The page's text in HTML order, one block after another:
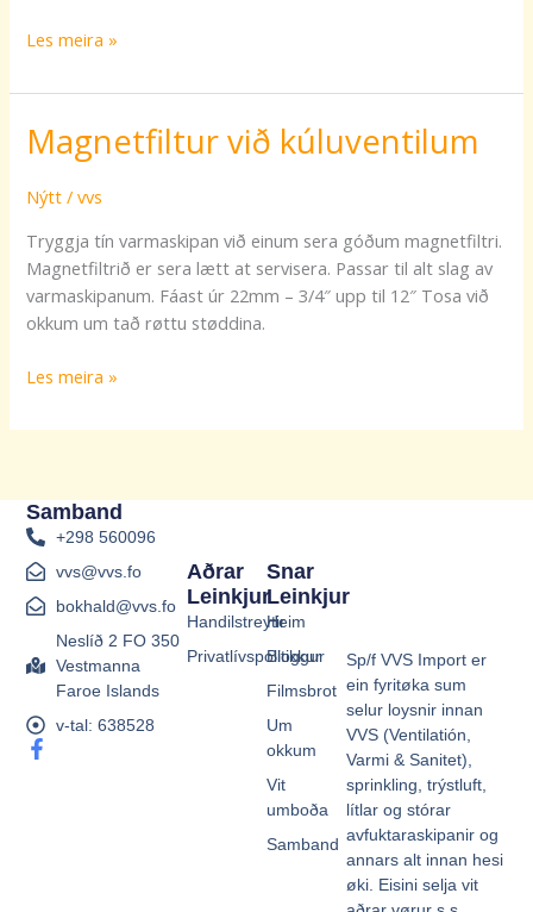
Les meira »
Magnetfiltur við kúluventilum
Nýtt /vvs
Tryggja tín varmaskipan við einum sera góðum magnetfiltri.
Magnetfiltrið er sera lætt at servisera. Passar til alt slag av
varmaskipanum. Fáast úr 22mm – 3/4″ upp til 12″ Tosa við
okkum um tað røttu støddina.
Magnetfiltur
við
kúluventilum
Les meira »
Sp/f VVS Import er
ein fyritøka sum
selur loysnir innan
VVS (Ventilatión,
Varmi & Sanitet),
sprinkling, trýstluft,
lítlar og stórar
avfuktaraskipanir og
annars alt innan hesi
øki. Eisini selja vit
Snar
Leinkjur
Heim
Bloggur
Filmsbrot
Um
okkum
Vit
umboða
Samband
Aðrar
Leinkjur
Handilstreytir
Privatlívspolitikkur
Samband
+298 560096
vvs@vvs.fo
bokhald@vvs.fo
Neslíð 2 FO 350
Vestmanna
Faroe Islands
v-tal: 638528
F
a